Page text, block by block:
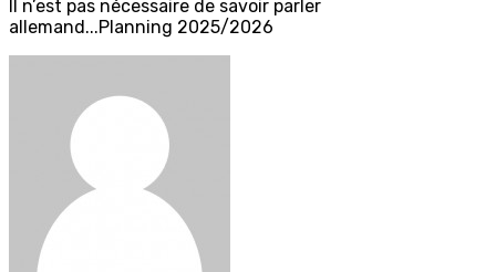
Il n’est pas nécessaire de savoir parler
allemand...Planning 2025/2026